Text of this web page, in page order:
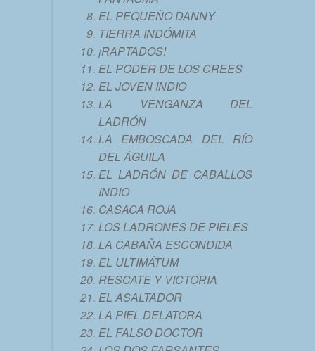
EL PEQUEÑO DANNY
TIERRA INDÓMITA
¡RAPTADOS!
EL PODER DE LOS CREES
EL JOVEN INDIO
LA VENGANZA DEL
LADRÓN
LA EMBOSCADA DEL RÍO
DEL ÁGUILA
EL LADRÓN DE CABALLOS
INDIO
CASACA ROJA
LOS LADRONES DE PIELES
LA CABAÑA ESCONDIDA
EL ULTIMÁTUM
RESCATE Y VICTORIA
EL ASALTADOR
LA PIEL DELATORA
EL FALSO DOCTOR